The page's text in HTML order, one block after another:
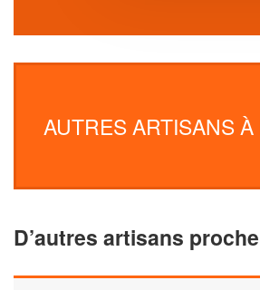
AUTRES ARTISANS
D’autres artisans